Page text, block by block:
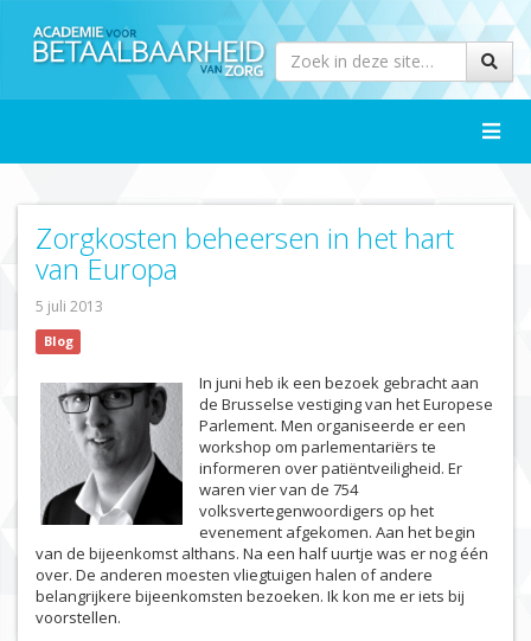
Toggle
Zorgkosten beheersen in het hart
van Europa
5 juli 2013
Blog
In juni heb ik een bezoek gebracht aan
de Brusselse vestiging van het Europese
Parlement. Men organiseerde er een
workshop om parlementariërs te
informeren over patiëntveiligheid. Er
waren vier van de 754
volksvertegenwoordigers op het
evenement afgekomen. Aan het begin
van de bijeenkomst althans. Na een half uurtje was er nog één
over. De anderen moesten vliegtuigen halen of andere
belangrijkere bijeenkomsten bezoeken. Ik kon me er iets bij
voorstellen.